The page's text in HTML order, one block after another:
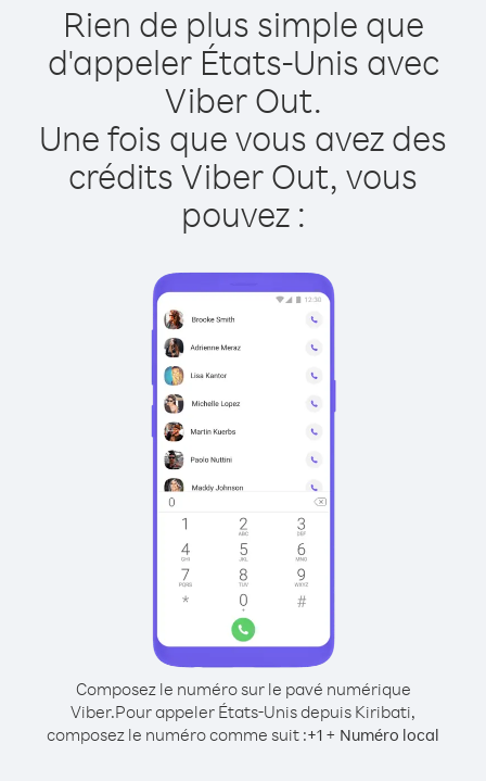
Rien de plus simple que
d'appeler États-Unis avec
Viber Out.
Une fois que vous avez des
crédits Viber Out, vous
pouvez :
Composez le numéro sur le pavé numérique
Viber.Pour appeler États-Unis depuis Kiribati,
composez le numéro comme suit :+1 + Numéro local